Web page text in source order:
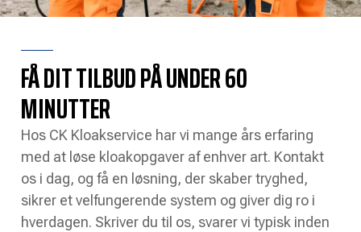
FÅ DIT TILBUD PÅ UNDER 60
MINUTTER
Hos CK Kloakservice har vi mange års erfaring
med at løse kloakopgaver af enhver art. Kontakt
os i dag, og få en løsning, der skaber tryghed,
sikrer et velfungerende system og giver dig ro i
hverdagen. Skriver du til os, svarer vi typisk inden